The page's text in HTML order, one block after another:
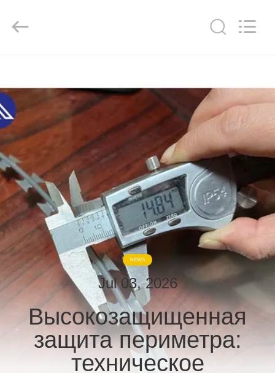
ПРОДУКЦИЯ
О
НАС
ЭКСКУРСИЯ
ПО
ЗАВОДУ
КОНТРОЛЬ
КАЧЕСТВА
СВЯЖИТЕСЬ
Ltd..
NEWS
Jul 03, 2026
Высокозащищенная
защита периметра:
техническое